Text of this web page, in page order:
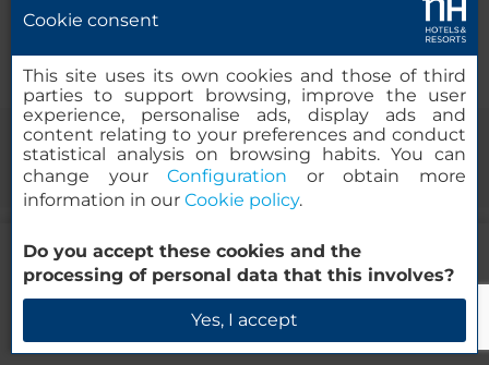
DA 72.60
IVA e tasse di soggiorno incluse
Prenota ora
© 2000-2026 MINOR HOTELS EUROPE & AMERICAS Santa Engracia
120. 28003 Madrid, Spagna
Cookie consent
This site uses its own cookies and those of third
parties to support browsing, improve the user
experience, personalise ads, display ads and
content relating to your preferences and conduct
statistical analysis on browsing habits. You can
change yourConfiguration or obtain more
information in our Cookie policy.
Do you accept these cookies and the
processing of personal data that this involves?
Yes, I accept